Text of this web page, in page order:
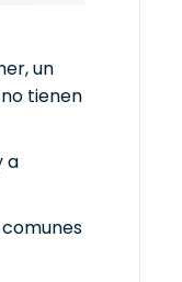
un
tienen
a